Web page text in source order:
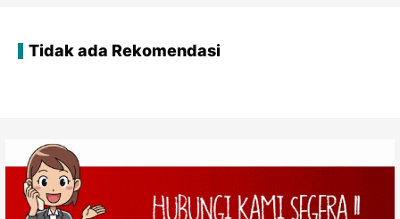
Tidak ada Rekomendasi